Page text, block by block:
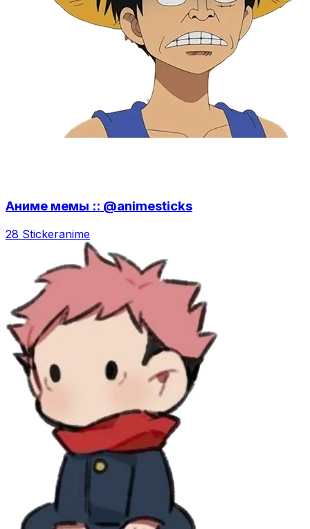
Аниме мемы :: @animesticks
28 Stickeranime